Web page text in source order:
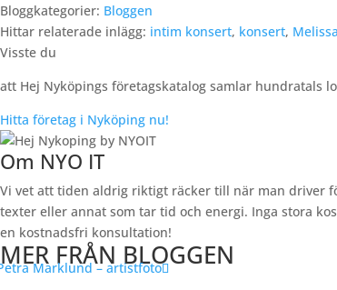
Bloggkategorier: Bloggen
Hittar relaterade inlägg: intim konsert, konsert,
Visste du
att Hej Nyköpings företagskatalog samlar hundratals
Hitta företag i Nyköping nu!
Om NYO IT
Vi vet att tiden aldrig riktigt räcker till när man driver
texter eller annat som tar tid och energi. Inga stora
en kostnadsfri konsultation!
MER FRÅN BLOGGEN